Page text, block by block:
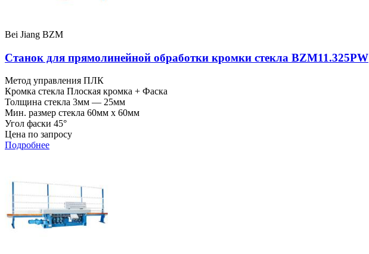
Bei Jiang BZM
Станок для прямолинейной обработки кромки стекла BZM11.325PW
Метод управления ПЛК
Кромка стекла Плоская кромка + Фаска
Толщина стекла 3мм — 25мм
Мин. размер стекла 60мм x 60мм
Угол фаски 45°
Цена по запросу
Подробнее